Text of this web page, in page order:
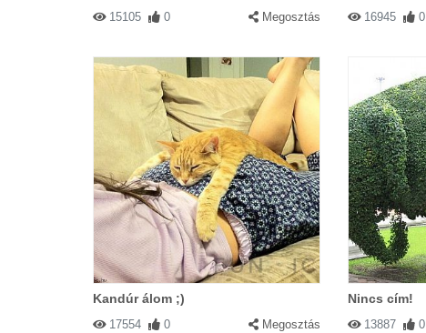
15105 0 Megosztás 16945 0
Kandúr álom ;)
17554 0 Megosztás
Nincs cím!
13887 0